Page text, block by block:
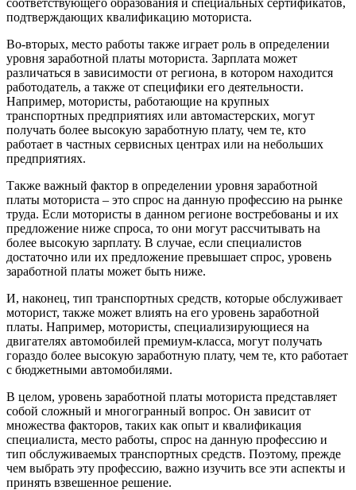
подтверждающих квалификацию моториста.
Во-вторых, место работы также играет роль в определении
уровня заработной платы моториста. Зарплата может
различаться в зависимости от региона, в котором находится
работодатель, а также от специфики его деятельности.
Например, мотористы, работающие на крупных
транспортных предприятиях или автомастерских, могут
получать более высокую заработную плату, чем те, кто
работает в частных сервисных центрах или на небольших
предприятиях.
Также важный фактор в определении уровня заработной
платы моториста – это спрос на данную профессию на рынке
труда. Если мотористы в данном регионе востребованы и их
предложение ниже спроса, то они могут рассчитывать на
более высокую зарплату. В случае, если специалистов
достаточно или их предложение превышает спрос, уровень
заработной платы может быть ниже.
И, наконец, тип транспортных средств, которые обслуживает
моторист, также может влиять на его уровень заработной
платы. Например, мотористы, специализирующиеся на
двигателях автомобилей премиум-класса, могут получать
гораздо более высокую заработную плату, чем те, кто работает
с бюджетными автомобилями.
В целом, уровень заработной платы моториста представляет
собой сложный и многогранный вопрос. Он зависит от
множества факторов, таких как опыт и квалификация
специалиста, место работы, спрос на данную профессию и
тип обслуживаемых транспортных средств. Поэтому, прежде
чем выбрать эту профессию, важно изучить все эти аспекты и
принять взвешенное решение.